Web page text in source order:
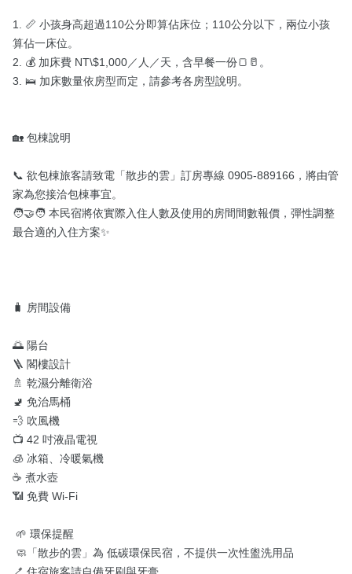
1. 📏 小孩身高超過110公分即算佔床位；110公分以下，兩位小孩
算佔一床位。
2. 💰 加床費 NT\$1,000／人／天，含早餐一份🍞🥛。
3. 🛌 加床數量依房型而定，請參考各房型說明。
🏡 包棟說明
📞 欲包棟旅客請致電「散步的雲」訂房專線 0905-889166，將由管
家為您接洽包棟事宜。
🧑‍🤝‍🧑 本民宿將依實際入住人數及使用的房間間數報價，彈性調整
最合適的入住方案✨
🧳 房間設備
🌅 陽台
🪜 閣樓設計
🚿 乾濕分離衛浴
🚽 免治馬桶
💨 吹風機
📺 42 吋液晶電視
🧊 冰箱、冷暖氣機
☕ 煮水壺
📶 免費 Wi-Fi
🪥 住宿旅客請自備牙刷與牙膏，